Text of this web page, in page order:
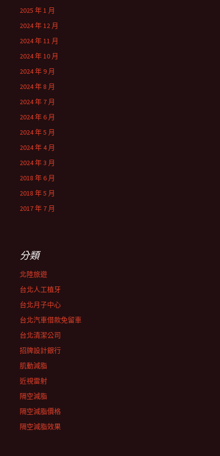
2025 年 1 月
2024 年 12 月
2024 年 11 月
2024 年 10 月
2024 年 9 月
2024 年 8 月
2024 年 7 月
2024 年 6 月
2024 年 5 月
2024 年 4 月
2024 年 3 月
2018 年 6 月
2018 年 5 月
2017 年 7 月
分類
北陸旅遊
台北人工植牙
台北月子中心
台北汽車借款免留車
台北清潔公司
招牌設計銀行
肌動減脂
近視雷射
隔空減脂
隔空減脂價格
隔空減脂效果